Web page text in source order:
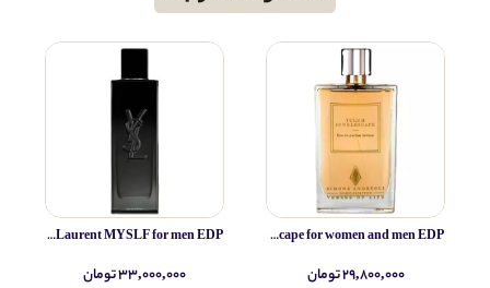
Simone Andreoli Tulum Junglescape for women and men EDP
۲۹,۸۰۰,۰۰۰ تومان
Yves Saint Laurent MYSLF for men EDP
۳۳,۰۰۰,۰۰۰ تومان